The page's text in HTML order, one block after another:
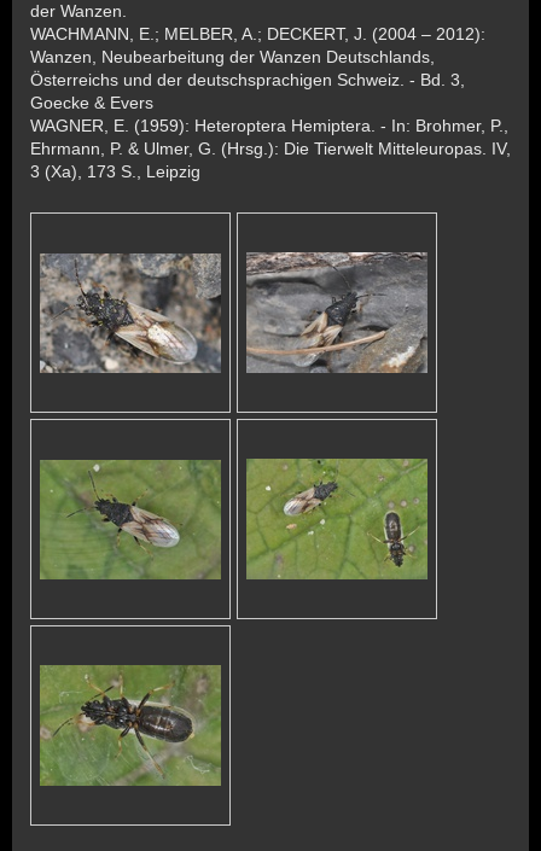
der Wanzen.
WACHMANN, E.; MELBER, A.; DECKERT, J. (2004 – 2012):
Wanzen, Neubearbeitung der Wanzen Deutschlands,
Österreichs und der deutschsprachigen Schweiz. - Bd. 3,
Goecke & Evers
WAGNER, E. (1959): Heteroptera Hemiptera. - In: Brohmer, P.,
Ehrmann, P. & Ulmer, G. (Hrsg.): Die Tierwelt Mitteleuropas. IV,
3 (Xa), 173 S., Leipzig